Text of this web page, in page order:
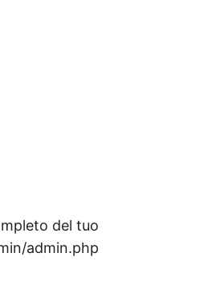
del tuo
admin.php